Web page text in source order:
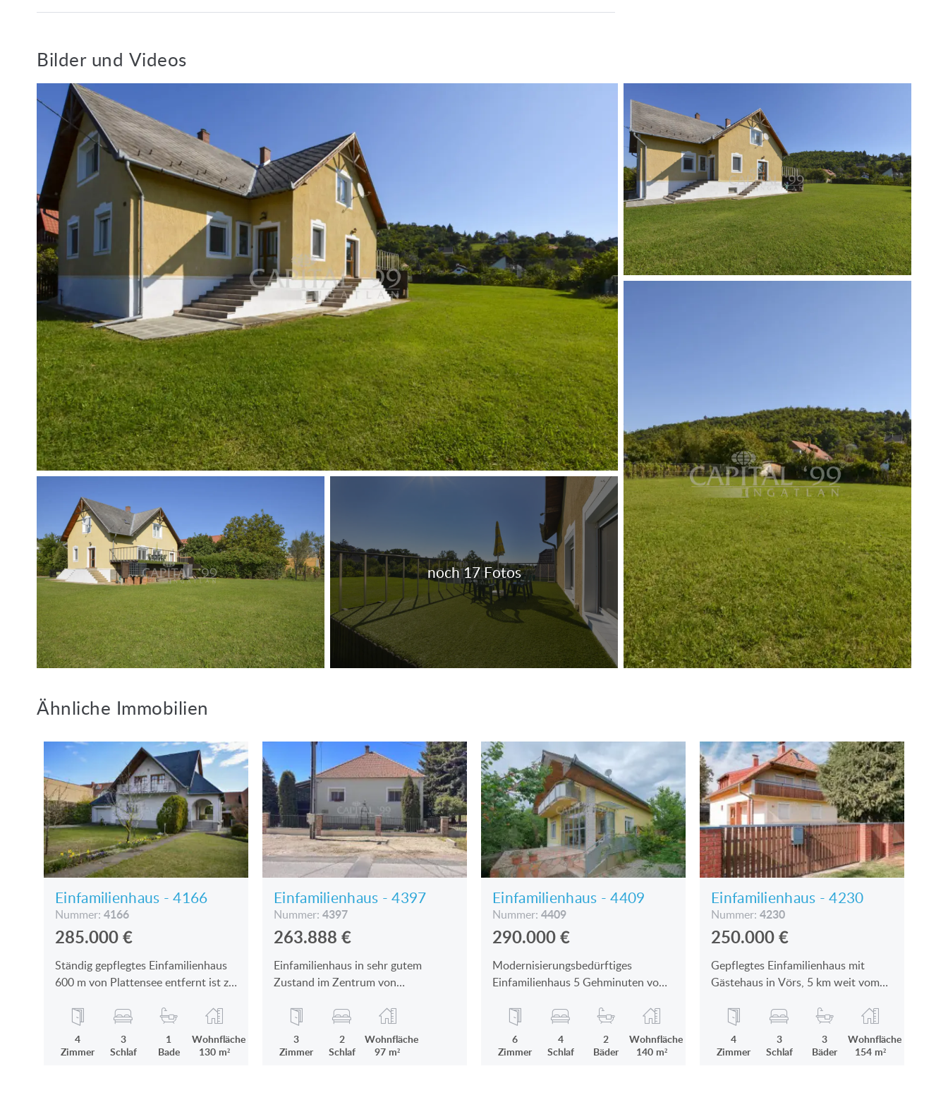
Raumaufteilung:
Terrasse 52 qm, Abstellraum 52 qm.
Ausstattung:
Strom, Leitungswasser, Kanalisation, Erdgas, Kabel-Tv, Tv-Antenne, Internet sind
angeschlossen.
Heizungsart: Zentralheizung über Gas.
Kunststoffenster mit 3-fach Verglasung, mit Rollläden ausgestattet.
Fußbodenbeläge: Keramikplatten, Laminat.
Das Grundstück ist umgezäunt.
Alle Angaben basieren ausschließlich auf Informationen, die uns von unserem Auftraggeber zur
Verfügung gestellt wurden. Wir übernehmen keine Gewähr für die Vollständigkeit, Richtigkeit
und Aktualität dieser Angaben. Irrtum, Preis- und Angabenänderungen, sowie Zwischenverkauf
vorbehalten.
Bilder und Videos
Ähnliche Immobilien
Einfamilienhaus - 4166
Nummer: 4166
285.000€
Ständig gepflegtes Einfamilienhaus
600 m von Plattensee entfernt ist zu
4
Zimmer
3
Schlaf
1
Bade
Wohnfläche
130 m²
Einfamilienhaus - 4397
Nummer: 4397
263.888 €
Einfamilienhaus in sehr gutem
Zustand im Zentrum von
3
Zimmer
2
Schlaf
Wohnfläche
97 m²
Einfamilienhaus - 4409
Nummer: 4409
290.000€
Modernisierungsbedürftiges
Einfamilienhaus 5 Gehminuten vom
6
Zimmer
4
Schlaf
2
Bäder
Wohnfläche
140 m²
Einfamilienhaus - 4230
Nummer: 4230
250.000€
Gepflegtes Einfamilienhaus mit
Gästehaus in Vörs, 5 km weit vom
4
Zimmer
3
Schlaf
3
Bäder
Wohnfläche
154 m²